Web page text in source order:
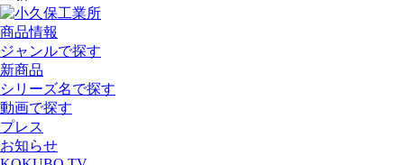
商品情報
ジャンルで探す
新商品
シリーズ名で探す
動画で探す
プレス
お知らせ